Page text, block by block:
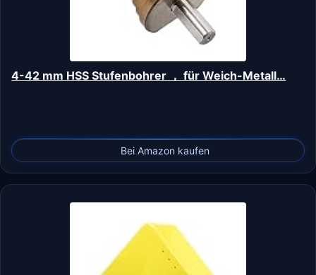
4-42 mm HSS Stufenbohrer ， für Weich-Metall…
Bei Amazon kaufen